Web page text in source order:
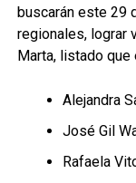
buscarán este 29
regionales, lograr
Marta, listado que
Alejandra
José Gil
Rafaela